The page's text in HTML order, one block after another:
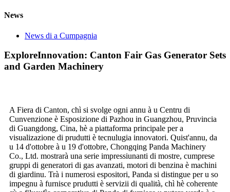
News
News di a Cumpagnia
ExploreInnovation: Canton Fair Gas Generator Sets
and Garden Machinery
A Fiera di Canton, chì si svolge ogni annu à u Centru di
Cunvenzione è Esposizione di Pazhou in Guangzhou, Pruvincia
di Guangdong, Cina, hè a piattaforma principale per a
visualizazione di prudutti è tecnulugia innovatori. Quist'annu, da
u 14 d'ottobre à u 19 d'ottobre, Chongqing Panda Machinery
Co., Ltd. mostrarà una serie impressiunanti di mostre, cumprese
gruppi di generatori di gas avanzati, motori di benzina è machini
di giardinu. Trà i numerosi espositori, Panda si distingue per u so
impegnu à furnisce prudutti è servizii di qualità, chì hè coherente